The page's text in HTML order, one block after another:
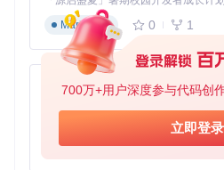
700万+用户深度参与代码创
立即登
Markdown
0 1
py-xiaozhi
Python
0 1